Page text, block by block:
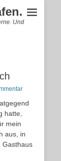
Und
hatte,
mein
aus, in
Gasthaus